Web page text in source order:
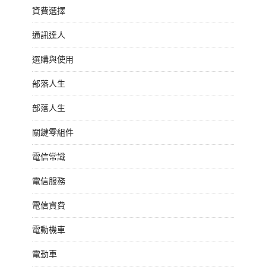
資費選擇
通訊達人
選購與使用
部落人生
部落人生
關鍵零組件
電信常識
電信服務
電信資費
電動機車
電動車